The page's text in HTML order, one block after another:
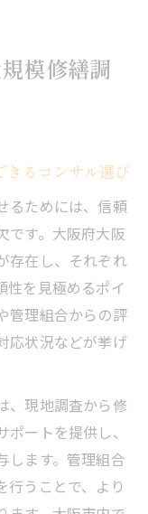
模修繕調
きるコンサル選び
るためには、信頼
です。大阪府大阪
存在し、それぞれ
性を見極めるポイ
管理組合からの評
応状況などが挙げ
、現地調査から修
ートを提供し、
します。管理組合
行うことで、より